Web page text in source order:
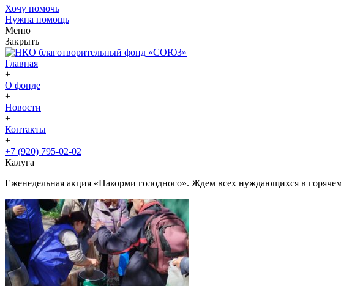
Хочу помочь
Нужна помощь
Меню
Закрыть
Главная
+
О фонде
+
Новости
+
Контакты
+
+7 (920) 795-02-02
Калуга
Еженедельная акция «Накорми голодного». Ждем всех нуждающихся в горячем